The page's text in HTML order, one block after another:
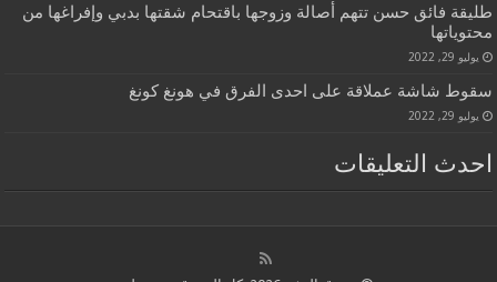
طليقة فائق حسن تتهم أصالة وزوجها باقتحام شقتها بدبي وإفراغها من
محتوياتها
يوليو 29, 2022
سقوط شاشة عملاقة على احدى الفرق في هونغ كونغ
يوليو 29, 2022
احدث التعليقات